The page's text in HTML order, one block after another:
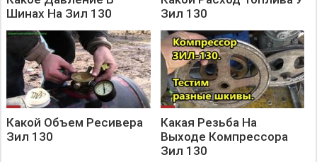
Шинах На Зил 130
Зил 130
Какой Объем Ресивера
Зил 130
Какая Резьба На
Выходе Компрессора
Зил 130